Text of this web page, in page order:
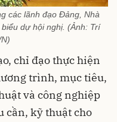
các lãnh đạo Đảng, Nhà
dự hội nghị. (Ảnh: Trí
chỉ đạo thực hiện
trình, mục tiêu,
và công nghiệp
cần, kỹ thuật cho